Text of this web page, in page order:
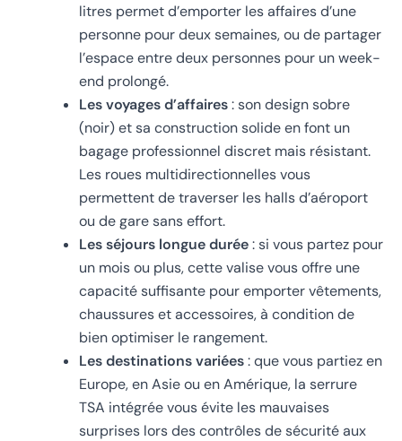
litres permet d’emporter les affaires d’une
personne pour deux semaines, ou de partager
l’espace entre deux personnes pour un week-
end prolongé.
Les voyages d’affaires: son design sobre
(noir) et sa construction solide en font un
bagage professionnel discret mais résistant.
Les roues multidirectionnelles vous
permettent de traverser les halls d’aéroport
ou de gare sans effort.
Les séjours longue durée: si vous partez pour
un mois ou plus, cette valise vous offre une
capacité suffisante pour emporter vêtements,
chaussures et accessoires, à condition de
bien optimiser le rangement.
Les destinations variées: que vous partiez en
Europe, en Asie ou en Amérique, la serrure
TSA intégrée vous évite les mauvaises
surprises lors des contrôles de sécurité aux